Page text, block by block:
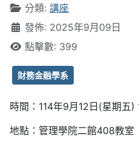
分類: 講座
發佈: 2025年9月09日
點擊數: 399
財務金融學系
時間：114年9月12日(星期五)
地點：管理學院二館408教室